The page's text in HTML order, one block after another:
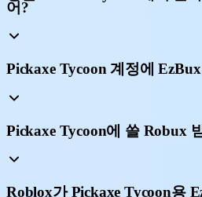
어?
Pickaxe Tycoon 계정에
Pickaxe Tycoon에 쓸 Robux
Roblox가 Pickaxe Tycoon용